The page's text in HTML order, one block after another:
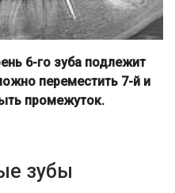
6-го зуба подлежит
переместить 7-й и
промежуток.
зубы